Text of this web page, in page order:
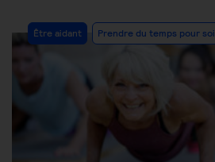
Post
Category:
Être aidant Prendre du temps pour soi